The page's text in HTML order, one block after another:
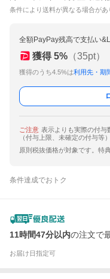
条件により送料が異なる場合があ
全額PayPay残高で支払い
獲得 5% （35pt）
獲得のうち4.5%は利用先・期
ご注意 表示よりも実際の付与
（付与上限、未確定の付与等）
原則税抜価格が対象です。特
条件達成でおトク
11時間47分以内の注文で
お届け日指定可